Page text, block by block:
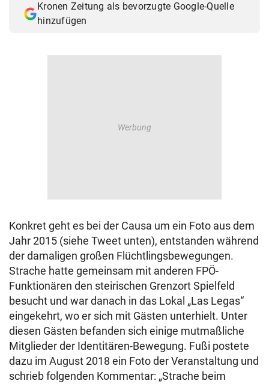
Kronen Zeitung als bevorzugte Google-Quelle
hinzufügen
Konkret geht es bei der Causa um ein Foto aus dem
Jahr 2015 (siehe Tweet unten), entstanden während
der damaligen großen Flüchtlingsbewegungen.
Strache hatte gemeinsam mit anderen FPÖ-
Funktionären den steirischen Grenzort Spielfeld
besucht und war danach in das Lokal „Las Legas“
eingekehrt, wo er sich mit Gästen unterhielt. Unter
diesen Gästen befanden sich einige mutmaßliche
Mitglieder der Identitären-Bewegung. Fußi postete
dazu im August 2018 ein Foto der Veranstaltung und
schrieb folgenden Kommentar: „Strache beim